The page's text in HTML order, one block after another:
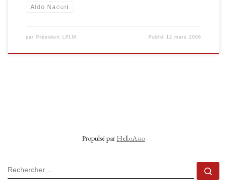
Aldo Naouri
par Président LPLM Publié 12 mars 2006
Propulsé parHelloAsso
RECHERCHER